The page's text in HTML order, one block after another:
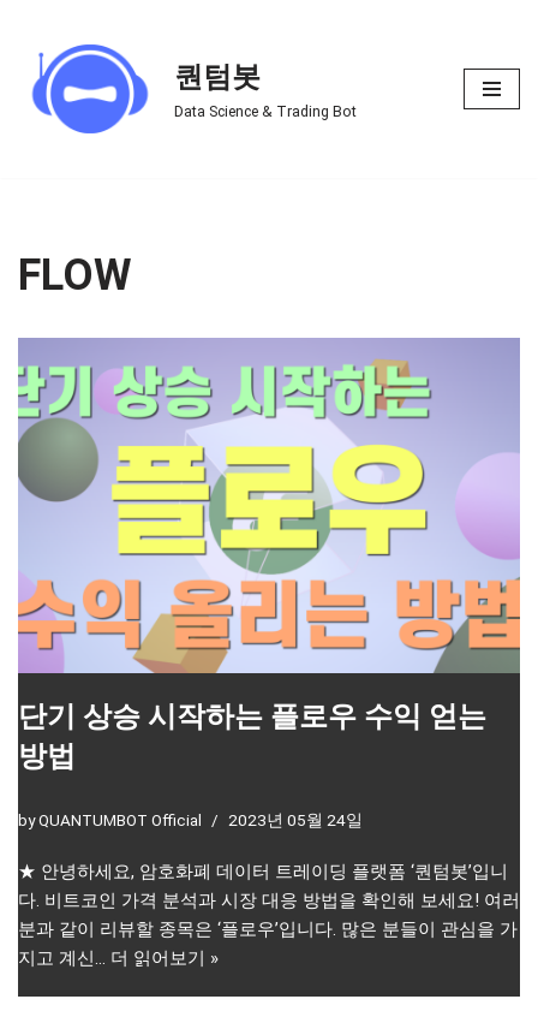
Skip
to
content
퀀텀봇
Data Science & Trading Bot
FLOW
단기 상승 시작하는 플로우 수익 얻는
방법
byQUANTUMBOT Official 2023년 05월 24일
★ 안녕하세요, 암호화폐 데이터 트레이딩 플랫폼 ‘퀀텀봇’입니
다. 비트코인 가격 분석과 시장 대응 방법을 확인해 보세요! 여러
분과 같이 리뷰할 종목은 ‘플로우’입니다. 많은 분들이 관심을 가
지고 계신… 더 읽어보기 »